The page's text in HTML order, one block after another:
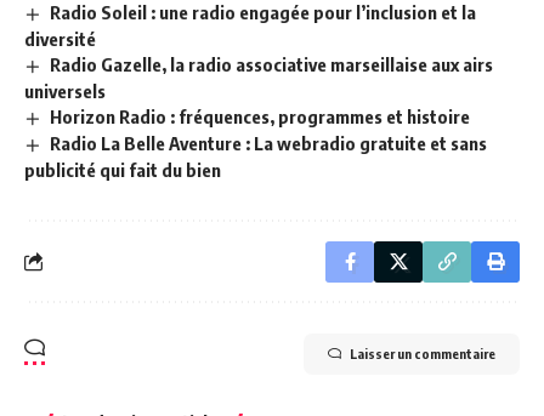
Radio Soleil : une radio engagée pour l’inclusion et la
diversité
Radio Gazelle, la radio associative marseillaise aux airs
universels
Horizon Radio : fréquences, programmes et histoire
Radio La Belle Aventure : La webradio gratuite et sans
publicité qui fait du bien
Laisser un commentaire